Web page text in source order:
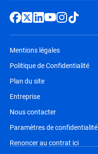
Mentions légales
Politique de Confidentialité
Plan du site
Entreprise
Nous contacter
Paramètres de confidentialité
Renoncer au contrat ici